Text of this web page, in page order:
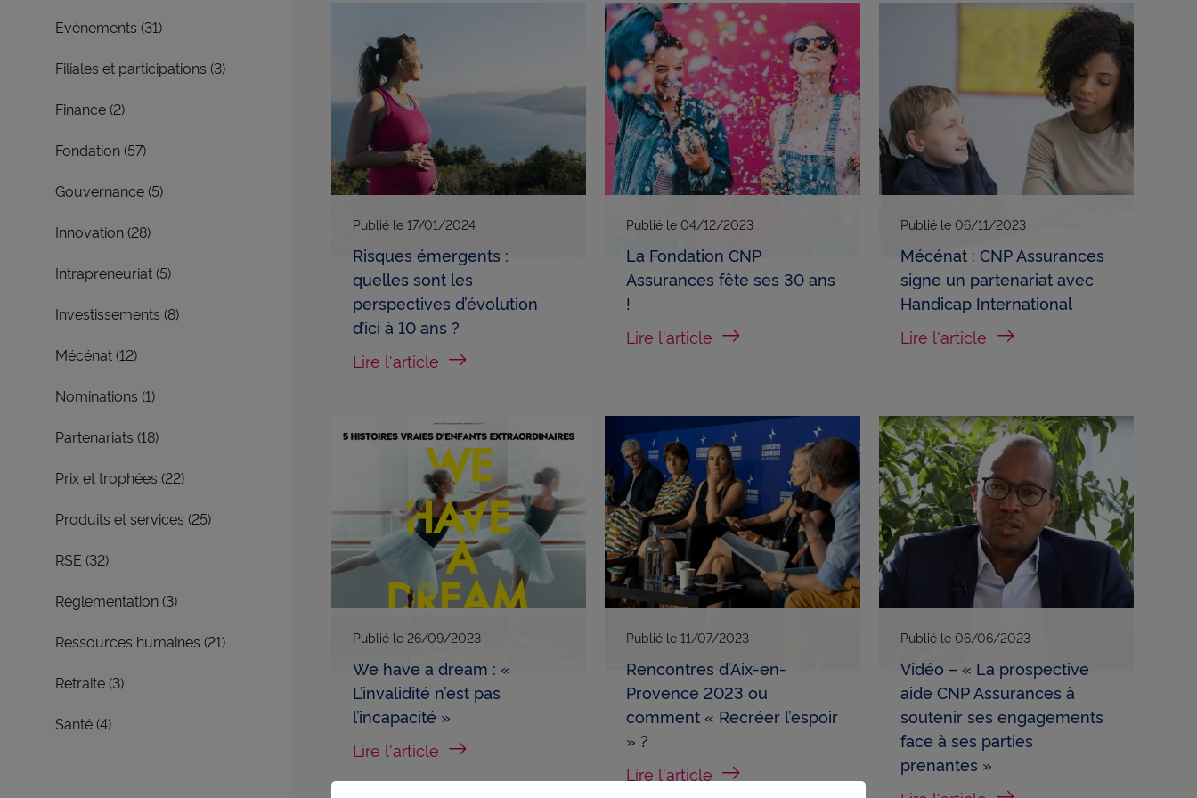
Afficher la thématique
Evénements (31)
Afficher la thématique
Filiales et participations (3)
Afficher la thématique
Finance (2)
Afficher la thématique
Fondation (57)
Afficher la thématique
Gouvernance (5)
Afficher la thématique
Innovation (28)
Afficher la thématique
Intrapreneuriat (5)
Afficher la thématique
Investissements (8)
Afficher la thématique
Mécénat (12)
Afficher la thématique
Nominations (1)
Afficher la thématique
Partenariats (18)
Afficher la thématique
Prix et trophées (22)
Afficher la thématique
Produits et services (25)
Afficher la thématique
RSE (32)
Afficher la thématique
Réglementation (3)
Afficher la thématique
Ressources humaines (21)
Afficher la thématique
Retraite (3)
Afficher la thématique
Santé (4)
Publié le17/01/2024
Risques émergents :
quelles sont les
perspectives d’évolution
d’ici à 10 ans ?
Lire l'article
Publié le04/12/2023
La Fondation CNP
Assurances fête ses 30 ans
!
Lire l'article
Publié le 06/11/2023
Mécénat : CNP Assurances
signe un partenariat avec
Handicap International
Lire l'article
Publié le26/09/2023
We have a dream : «
L’invalidité n’est pas
l’incapacité »
Lire l'article
Publié le11/07/2023
Rencontres d’Aix-en-
Provence 2023 ou
comment « Recréer l’espoir
» ?
Lire l'article
Publié le 06/06/2023
Vidéo – « La prospective
aide CNP Assurances à
soutenir ses engagements
face à ses parties
prenantes »